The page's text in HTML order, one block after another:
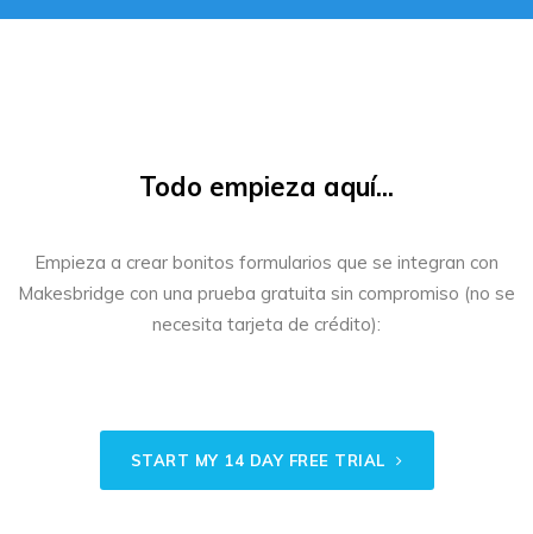
Todo empieza aquí...
Empieza a crear bonitos formularios que se integran con
Makesbridge con una prueba gratuita sin compromiso (no se
necesita tarjeta de crédito):
START MY 14 DAY FREE TRIAL